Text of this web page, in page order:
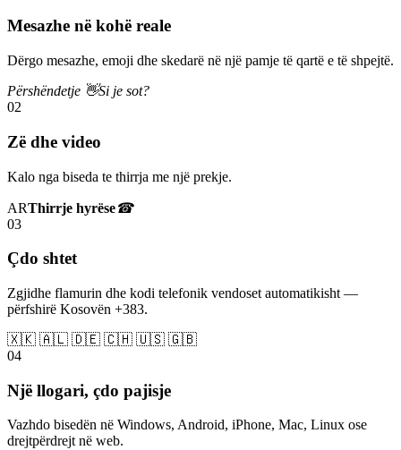
Mesazhe në kohë reale
Dërgo mesazhe, emoji dhe skedarë në një pamje të qartë e të shpejtë.
Përshëndetje 👋Si je sot?
02
Zë dhe video
Kalo nga biseda te thirrja me një prekje.
ARThirrje hyrëse☎
03
Çdo shtet
Zgjidhe flamurin dhe kodi telefonik vendoset automatikisht —
përfshirë Kosovën +383.
🇽🇰 🇦🇱 🇩🇪 🇨🇭 🇺🇸 🇬🇧
04
Një llogari, çdo pajisje
Vazhdo bisedën në Windows, Android, iPhone, Mac, Linux ose
drejtpërdrejt në web.